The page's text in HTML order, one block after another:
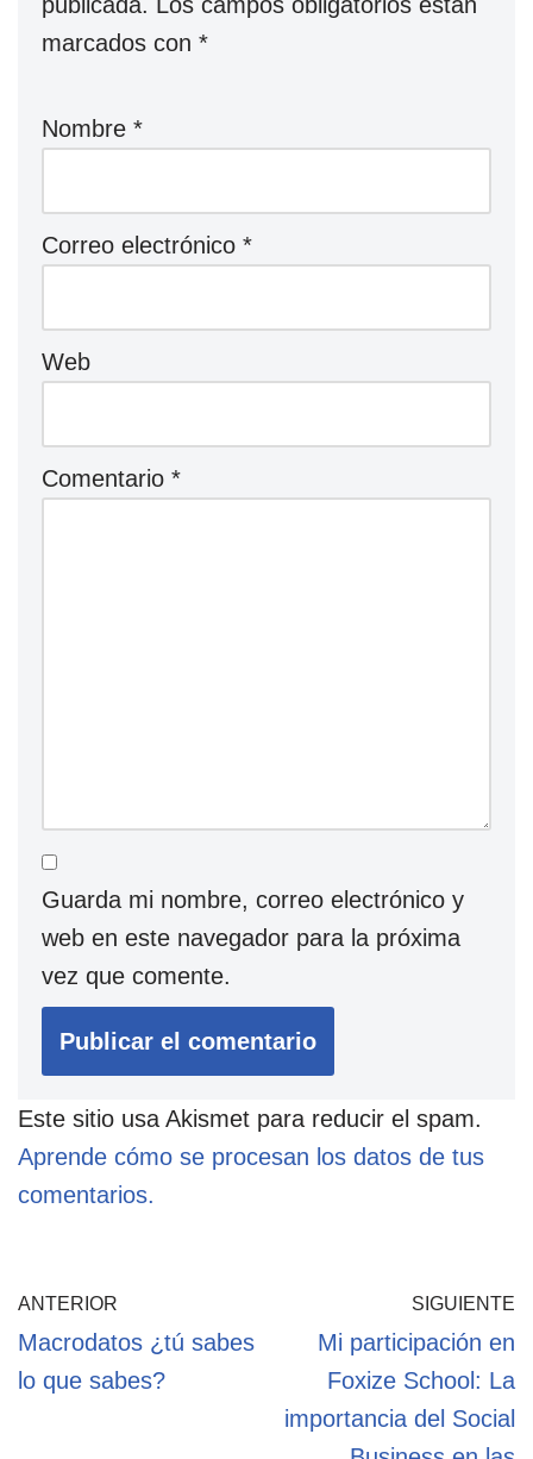
marcados con *
Nombre *
Correo electrónico *
Web
Comentario *
Guarda mi nombre, correo electrónico y
web en este navegador para la próxima
vez que comente.
Este sitio usa Akismet para reducir el spam.
Aprende cómo se procesan los datos de tus
comentarios.
ANTERIOR
Macrodatos ¿tú sabes
lo que sabes?
SIGUIENTE
Mi participación en
Foxize School: La
importancia del Social